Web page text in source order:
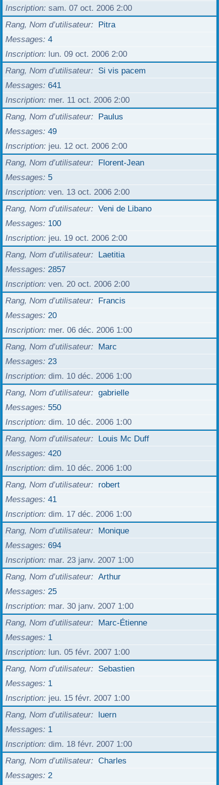
Inscription sam. 07 oct. 2006 2:00
Rang, Nom d’utilisateur
Pitra
Messages
4
Inscription
lun. 09 oct. 2006 2:00
Rang, Nom d’utilisateur
Si vis pacem
Messages
641
Inscription
mer. 11 oct. 2006 2:00
Rang, Nom d’utilisateur
Paulus
Messages
49
Inscription
jeu. 12 oct. 2006 2:00
Rang, Nom d’utilisateur
Florent-Jean
Messages
5
Inscription ven. 13 oct. 2006 2:00
Rang, Nom d’utilisateur
Veni de Libano
Messages
100
Inscription
jeu. 19 oct. 2006 2:00
Rang, Nom d’utilisateur
Laetitia
Messages
2857
Inscription ven. 20 oct. 2006 2:00
Rang, Nom d’utilisateur
Francis
Messages
20
Inscription
mer. 06 déc. 2006 1:00
Rang, Nom d’utilisateur
Marc
Messages
23
Inscription dim. 10 déc. 2006 1:00
Rang, Nom d’utilisateur
gabrielle
Messages
550
Inscription dim. 10 déc. 2006 1:00
Rang, Nom d’utilisateur
Louis Mc Duff
Messages
420
Inscription dim. 10 déc. 2006 1:00
Rang, Nom d’utilisateur
robert
Messages
41
Inscription dim. 17 déc. 2006 1:00
Rang, Nom d’utilisateur
Monique
Messages
694
Inscription
mar. 23 janv. 2007 1:00
Rang, Nom d’utilisateur
Arthur
Messages
25
Inscription
mar. 30 janv. 2007 1:00
Rang, Nom d’utilisateur
Marc-Étienne
Messages
1
Inscription
lun. 05 févr. 2007 1:00
Rang, Nom d’utilisateur
Sebastien
Messages
1
Inscription
jeu. 15 févr. 2007 1:00
Rang, Nom d’utilisateur
luern
Messages
1
Inscription dim. 18 févr. 2007 1:00
Rang, Nom d’utilisateur
Charles
Messages
2